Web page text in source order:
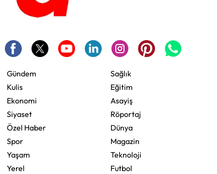
Gündem
Kulis
Ekonomi
Siyaset
Özel Haber
Spor
Yaşam
Yerel
Sağlık
Eğitim
Asayiş
Röportaj
Dünya
Magazin
Teknoloji
Futbol